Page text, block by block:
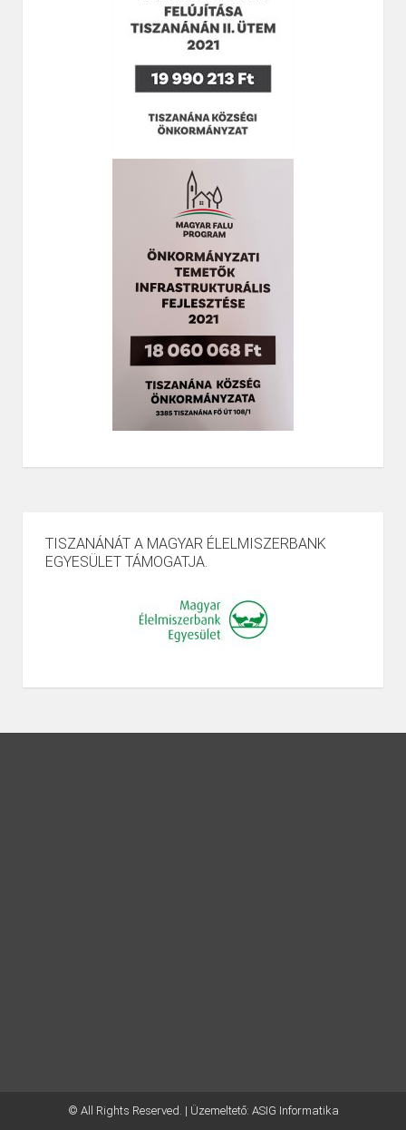
TISZANÁNÁT A MAGYAR ÉLELMISZERBANK
EGYESÜLET TÁMOGATJA.
© All Rights Reserved. | Üzemeltető: ASIG Informatika